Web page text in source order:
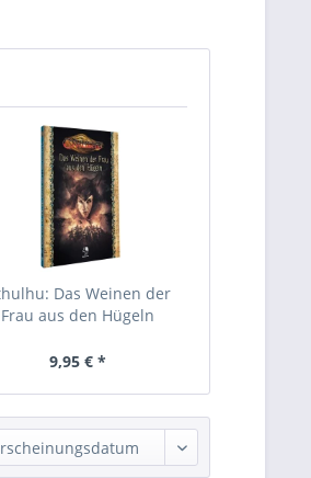
Das Weinen der
Frau aus den Hügeln
9,95 € *